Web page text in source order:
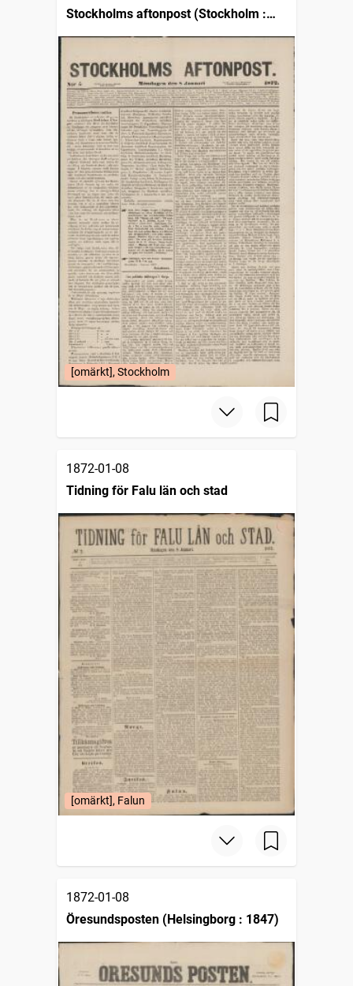
Stockholms aftonpost (Stockholm :
[omärkt], Stockholm
1872-01-08
Tidning för Falu län och stad
[omärkt], Falun
1872-01-08
Öresundsposten (Helsingborg : 1847)